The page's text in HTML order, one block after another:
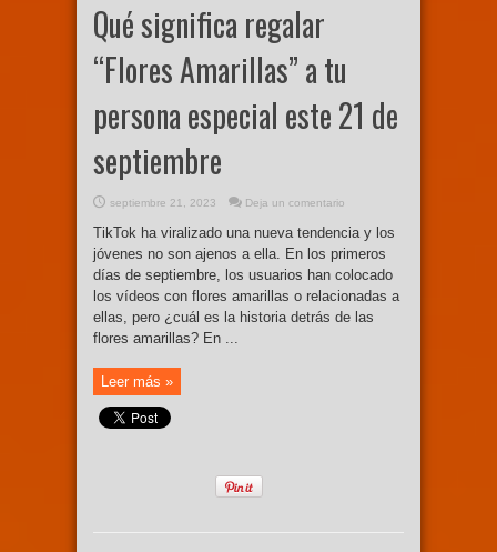
Qué significa regalar
“Flores Amarillas” a tu
persona especial este 21 de
septiembre
septiembre 21, 2023 Deja un comentario
TikTok ha viralizado una nueva tendencia y los
jóvenes no son ajenos a ella. En los primeros
días de septiembre, los usuarios han colocado
los vídeos con flores amarillas o relacionadas a
ellas, pero ¿cuál es la historia detrás de las
flores amarillas? En ...
Leer más »